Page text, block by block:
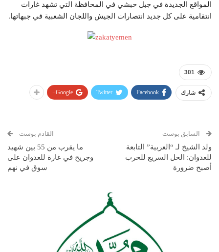
المواقع الجديدة في جبل حبشي في المحافظة التي تشهد غارات
انتقامية على كل جديد انتصارات الجيش واللجان الشعبية في جبهاتها.
301
شارك Facebook
Twitter
Google+
السابق بوست
ولد الشيخ لـ “العربية” التابعة
للعدوان: الحل السريع للحرب
أصبح ضرورة
القادم بوست
ما يقرب من 55 بين شهيد
وجريح في غارة للعدوان على
سوق في نهم